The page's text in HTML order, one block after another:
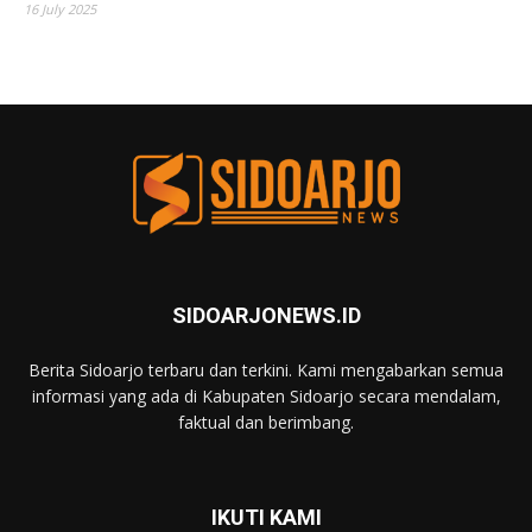
16 July 2025
SIDOARJONEWS.ID
Berita Sidoarjo terbaru dan terkini. Kami mengabarkan semua
informasi yang ada di Kabupaten Sidoarjo secara mendalam,
faktual dan berimbang.
IKUTI KAMI